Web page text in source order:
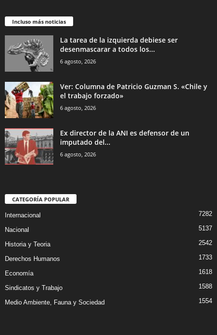
Incluso más noticias
La tarea de la izquierda debiese ser
desenmascarar a todos los...
6 agosto, 2026
Ver: Columna de Patricio Guzman S. «Chile y
el trabajo forzado»
6 agosto, 2026
Ex director de la ANI es defensor de un
imputado del...
6 agosto, 2026
CATEGORÍA POPULAR
Internacional 7282
Nacional 5137
Historia y Teoria 2542
Derechos Humanos 1733
Economía 1618
Sindicatos y Trabajo 1588
Medio Ambiente, Fauna y Sociedad 1554